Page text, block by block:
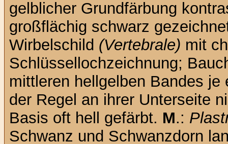
gelblicher Grundfärbung
großflächig schwarz
Wirbelschild (Vertebrale) mit
Schlüssellochzeichnung;
mittleren hellgelben Bandes
der Regel an ihrer Unterseite
Basis oft hell gefärbt. M.:
Schwanz und Schwanzdorn